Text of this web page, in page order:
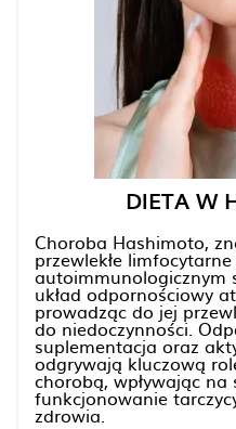
DIETA W
Choroba Hashimoto,
przewlekłe
autoimmunologicznym
układ odpornościowy
prowadząc do jej
do niedoczynności.
suplementacja oraz
odgrywają kluczową
chorobą, wpływając
funkcjonowanie
zdrowia.